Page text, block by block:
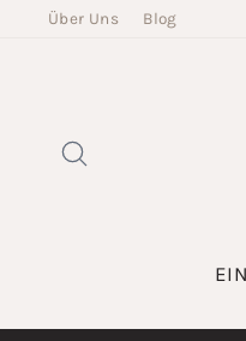
DirektÜber Uns Blog